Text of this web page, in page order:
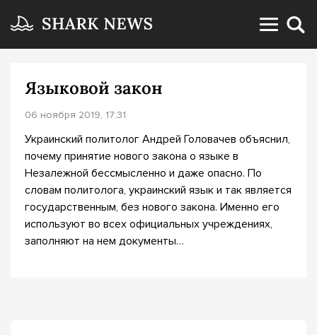
Языковой закон
06 ноября 2019, 17:31
Украинский политолог Андрей Головачев объяснил,
почему принятие нового закона о языке в
Незалежной бессмысленно и даже опасно. По
словам политолога, украинский язык и так является
государственным, без нового закона. Именно его
используют во всех официальных учреждениях,
заполняют на нем документы…